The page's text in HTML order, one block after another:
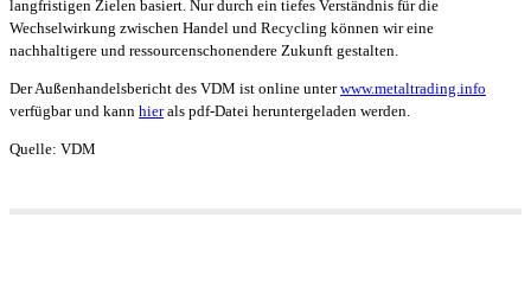
langfristigen Zielen basiert. Nur durch ein tiefes Verständnis für die
Wechselwirkung zwischen Handel und Recycling können wir eine
nachhaltigere und ressourcenschonendere Zukunft gestalten.
Der Außenhandelsbericht des VDM ist online unterwww.metaltrading.info
verfügbar und kann hierals pdf-Datei heruntergeladen werden.
Quelle: VDM